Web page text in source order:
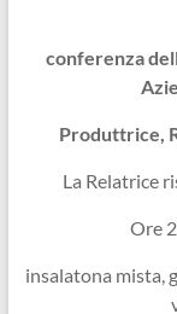
conferenza
Produttrice,
La Relatrice
Ore
insalatona mista,